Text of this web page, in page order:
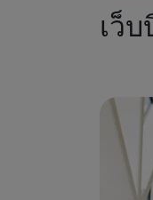
เว็